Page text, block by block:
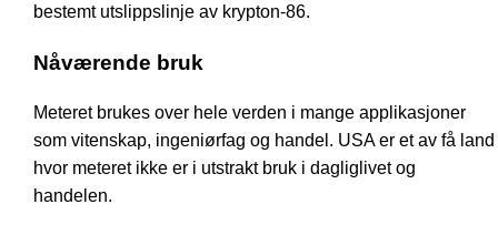
bestemt utslippslinje av krypton-86.
Nåværende bruk
Meteret brukes over hele verden i mange applikasjoner
som vitenskap, ingeniørfag og handel. USA er et av få land
hvor meteret ikke er i utstrakt bruk i dagliglivet og
handelen.